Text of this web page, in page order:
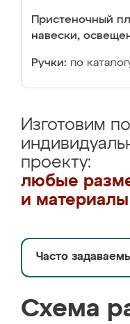
Пристеночный
навески,
Ручки: по
Изготовим по
проекту:
любые
и материалы
Часто
Схема